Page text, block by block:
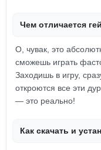
Чем отличается
О, чувак, это
сможешь играть
Заходишь в игру,
откроются все эти
— это реально!
Как скачать и